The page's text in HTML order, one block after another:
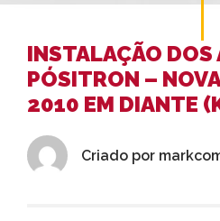
INSTALAÇÃO DOS
PÓSITRON –
2010 EM DIANTE
Criado por